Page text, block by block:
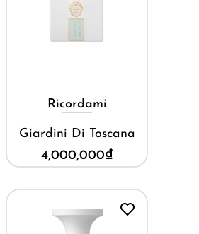
Ricordami
Giardini Di Toscana
4,000,000₫